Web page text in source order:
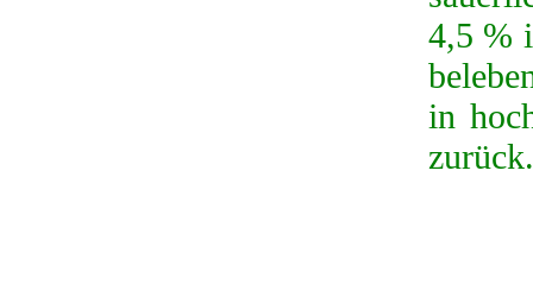
4,5 %
in
zurück.